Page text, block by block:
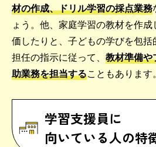
材の作成、ドリル学習の採点業務
ょう。他、家庭学習の教材を作
価したりと、子どもの学びを包括
担任の指示に従って、 教材準備や
助業務を担当することもあります。
学習支援員に
向いている人の特